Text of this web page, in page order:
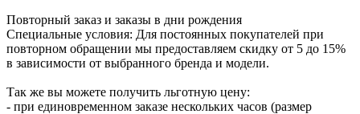
Повторный заказ и заказы в дни рождения
Специальные условия: Для постоянных покупателей при
повторном обращении мы предоставляем скидку от 5 до 15%
в зависимости от выбранного бренда и модели.
Так же вы можете получить льготную цену:
- при единовременном заказе нескольких часов (размер